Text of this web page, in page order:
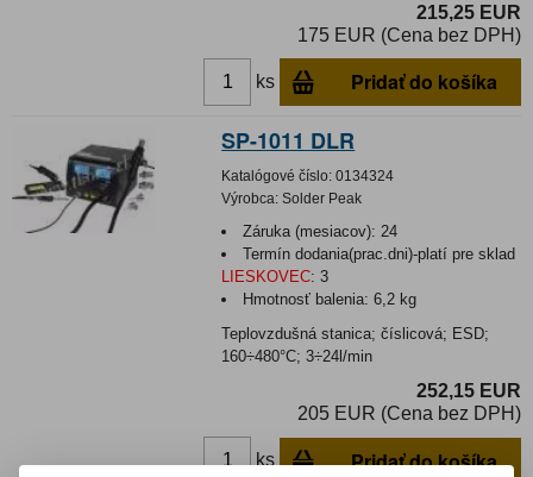
215,25 EUR
175 EUR (Cena bez DPH)
ks Pridať do košíka
SP-1011 DLR
Katalógové číslo: 0134324
Výrobca: Solder Peak
Záruka (mesiacov): 24
Termín dodania(prac.dni)-platí pre sklad
LIESKOVEC: 3
Hmotnosť balenia:6,2 kg
Teplovzdušná stanica; číslicová; ESD;
160÷480°C; 3÷24l/min
252,15 EUR
205 EUR (Cena bez DPH)
ks Pridať do košíka